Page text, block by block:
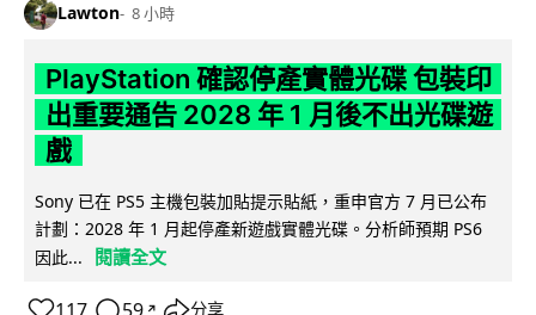
Lawton 8 小時
PlayStation 確認停產實體光碟 包裝印
出重要通告 2028 年 1 月後不出光碟遊
戲
Sony 已在 PS5 主機包裝加貼提示貼紙，重申官方 7 月已公布
計劃：2028 年 1 月起停產新遊戲實體光碟。分析師預期 PS6
因此...
閱讀全文
↗ 分享